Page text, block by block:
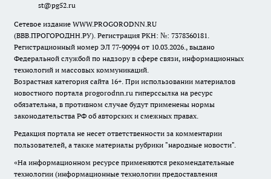
st@pg52.ru
Сетевое издание WWW.PROGORODNN.RU
(ВВВ.ПРОГОРОДНН.РУ). Регистрация РКН: №: 7378360181.
Регистрационный номер ЭЛ 77-90994 от 10.03.2026., выдано
Федеральной службой по надзору в сфере связи, информационных
технологий и массовых коммуникаций.
Возрастная категория сайта 16+. При использовании материалов
новостного портала progorodnn.ru гиперссылка на ресурс
обязательна, в противном случае будут применены нормы
законодательства РФ об авторских и смежных правах.
Редакция портала не несет ответственности за комментарии
пользователей, а также материалы рубрики "народные новости".
«На информационном ресурсе применяются рекомендательные
технологии (информационные технологии предоставления